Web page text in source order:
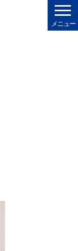
メニュー